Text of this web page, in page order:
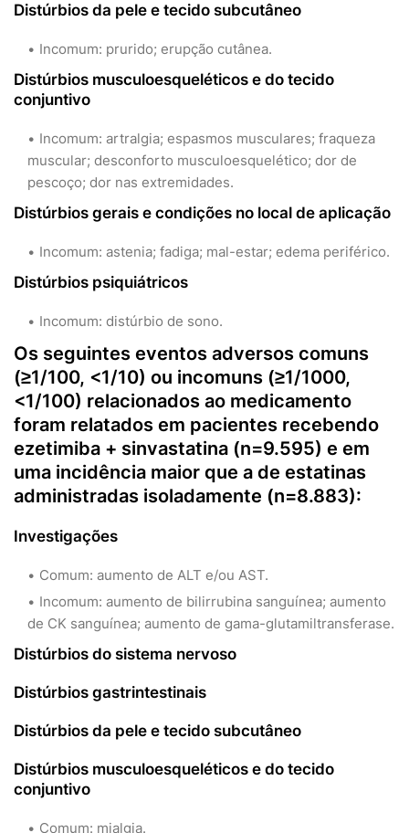
Distúrbios da pele e tecido subcutâneo
Incomum: prurido; erupção cutânea.
Distúrbios musculoesqueléticos e do tecido
conjuntivo
Incomum: artralgia; espasmos musculares; fraqueza
muscular; desconforto musculoesquelético; dor de
pescoço; dor nas extremidades.
Distúrbios gerais e condições no local de aplicação
Incomum: astenia; fadiga; mal-estar; edema periférico.
Distúrbios psiquiátricos
Incomum: distúrbio de sono.
Os seguintes eventos adversos comuns
(≥1/100, <1/10) ou incomuns (≥1/1000,
<1/100) relacionados ao medicamento
foram relatados em pacientes recebendo
ezetimiba + sinvastatina (n=9.595) e em
uma incidência maior que a de estatinas
administradas isoladamente (n=8.883):
Investigações
Comum: aumento de ALT e/ou AST.
Incomum: aumento de bilirrubina sanguínea; aumento
de CK sanguínea; aumento de gama-glutamiltransferase.
Distúrbios do sistema nervoso
Distúrbios gastrintestinais
Distúrbios da pele e tecido subcutâneo
Distúrbios musculoesqueléticos e do tecido
conjuntivo
Comum: mialgia.